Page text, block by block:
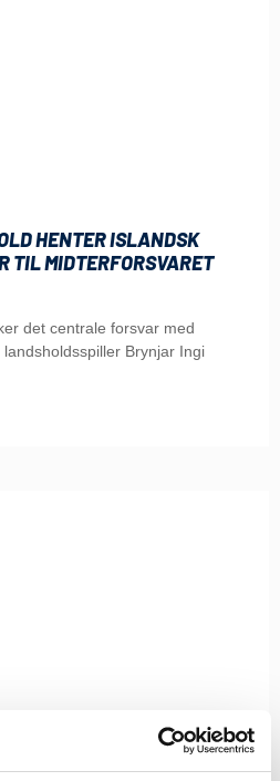
HENTER ISLANDSK
TIL MIDTERFORSVARET
det centrale forsvar med
Brynjar Ingi